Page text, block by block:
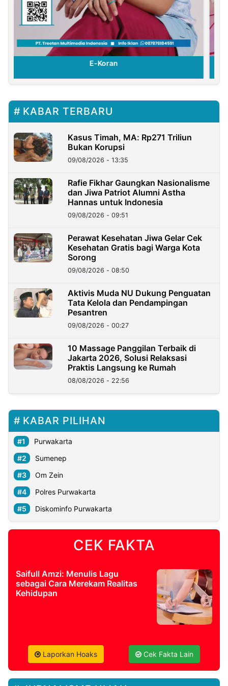
E-Koran
KABAR TERBARU
Kasus Timah, MA: Rp271 Triliun
Bukan Korupsi
09/08/2026 - 13:35
Rafie Fikhar Gaungkan Nasionalisme
dan Jiwa Patriot Alumni Astha
Hannas untuk Indonesia
09/08/2026 - 09:51
Perawat Kesehatan Jiwa Gelar Cek
Kesehatan Gratis bagi Warga Kota
Sorong
09/08/2026 - 08:50
Aktivis Muda NU Dukung Penguatan
Tata Kelola dan Pendampingan
Pesantren
09/08/2026 - 00:27
10 Massage Panggilan Terbaik di
Jakarta 2026, Solusi Relaksasi
Praktis Langsung ke Rumah
08/08/2026 - 22:56
KABAR PILIHAN
Purwakarta
Sumenep
Om Zein
Polres Purwakarta
Diskominfo Purwakarta
CEK FAKTA
Saifull Amzi: Menulis Lagu
sebagai Cara Merekam Realitas
Kehidupan
Laporkan Hoaks Cek Fakta Lain